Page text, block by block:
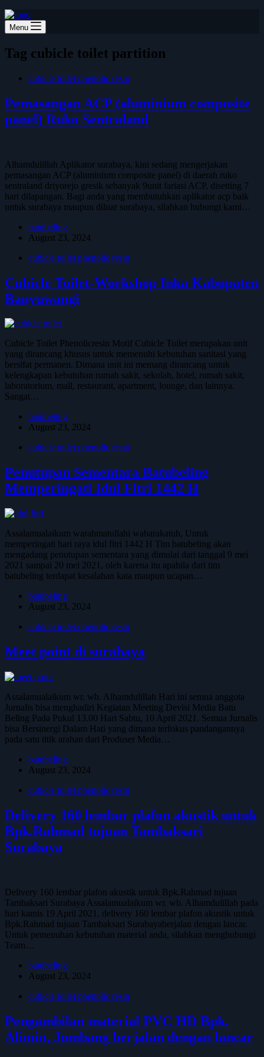
Menu
Tag cubicle toilet partition
cubicle toilet phenolic resin
Pemasangan ACP (aluminium composite
panel) Ruko Sentraland
Alhamdulillah Aplikator surabaya, kini sedang mengerjakan
pemasangan ACP (aluminium composite panel) di daerah ruko
sentraland driyorejo gresik sebanyak 9unit fariasi ACP, disetting 7
hari dilapangan. Bagi anda yang membutuhkan aplikator acp baik
untuk surabaya maupun diluar surabaya, silahkan hubungi kami…
batubeling
August 23, 2024
cubicle toilet phenolic resin
Cubicle Toilet-Workshop Inka Kabupaten
Banyuwangi
Cubicle Toilet Phenolicresin Motif Cubicle Toilet merupakan unit
yang dirancang khusus untuk memenuhi kebutuhan sanitasi yang
bersifat permanen. Dimana unit ini memang dirancang untuk
kelengkapan kebutuhan rumah sakit, sekolah, hotel, rumah sakit,
laboratorium, mall, restaurant, apartment, lounge, dan lainnya.
Sangat…
batubeling
August 23, 2024
cubicle toilet phenolic resin
Penutupan Sementara Batubeling
Memperingati Idul Fitri 1442 H
Assalamualaikum warahmatullahi wabarakatuh, Untuk
memperingati hari raya idul fitri 1442 H Tim batubeling akan
mengadang penutupan sementara yang dimulai dari tanggal 9 mei
2021 sampai 20 mei 2021, oleh karena itu apabila dari tim
batubeling terdapat kesalahan kata maupun ucapan…
batubeling
August 23, 2024
cubicle toilet phenolic resin
Meet point di surabaya
Assalamualaikum wr. wb. Alhamdulillah Hari ini semua anggota
Jurnalis bisa menghadiri Kegiatan Meeting Devisi Media Batu
Beling Pada Pukul 13.00 Hari Sabtu, 10 April 2021. Semua Jurnalis
bisa Bersinergi Dalam Hati yang dimana terfokus pandangannya
pada satu titik arahan dari Produser Media…
batubeling
August 23, 2024
cubicle toilet phenolic resin
Delivery 160 lembar plafon akustik untuk
Bpk.Rahmad tujuan Tambaksari
Surabaya
Delivery 160 lembar plafon akustik untuk Bpk.Rahmad tujuan
Tambaksari Surabaya Assalamualaikum wr. wb. Alhamdulillah pada
hari kamis 19 April 2021, delivery 160 lembar plafon akustik untuk
Bpk.Rahmad tujuan Tambaksari Surabayaberjalan dengan lancar.
Untuk pemenuhan kebutuhan material anda, silahkan menghubungi
Team…
batubeling
August 23, 2024
cubicle toilet phenolic resin
Pengambilan material PVC HD Bpk.
Alimin, Jombang berjalan dengan lancar